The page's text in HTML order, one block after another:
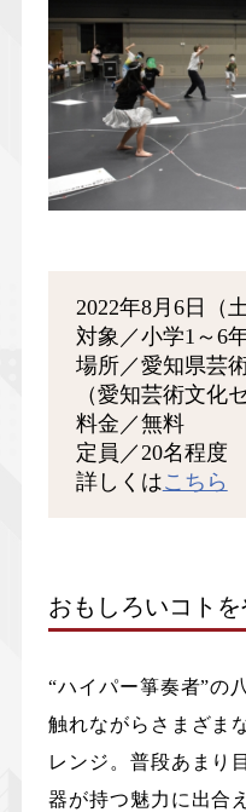
2022年8月6日（
対象／小学1～6
場所／愛知県芸
（愛知芸術文化
料金／無料
定員／20名程度
詳しくはこちら
おもしろいコトを
“ハイパー箏奏者”の
触れながらさまざま
レンジ。普段あまり
器が持つ魅力に出合